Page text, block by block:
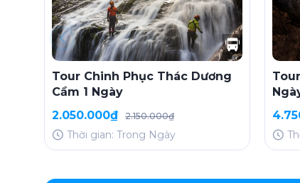
Tour Chinh Phục Thác Dương
Cầm 1 Ngày
2.050.000₫
2.150.000₫
Thời gian: Trong Ngày